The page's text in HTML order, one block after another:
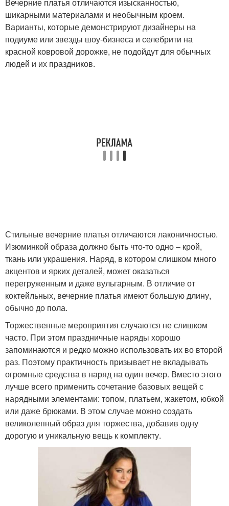
шикарными материалами и необычным кроем.
Варианты, которые демонстрируют дизайнеры на
подиуме или звезды шоу-бизнеса и селебрити на
красной ковровой дорожке, не подойдут для обычных
людей и их праздников.
Стильные вечерние платья отличаются лаконичностью.
Изюминкой образа должно быть что-то одно – крой,
ткань или украшения. Наряд, в котором слишком много
акцентов и ярких деталей, может оказаться
перегруженным и даже вульгарным. В отличие от
коктейльных, вечерние платья имеют большую длину,
обычно до пола.
Торжественные мероприятия случаются не слишком
часто. При этом праздничные наряды хорошо
запоминаются и редко можно использовать их во второй
раз. Поэтому практичность призывает не вкладывать
огромные средства в наряд на один вечер. Вместо этого
лучше всего применить сочетание базовых вещей с
нарядными элементами: топом, платьем, жакетом, юбкой
или даже брюками. В этом случае можно создать
великолепный образ для торжества, добавив одну
дорогую и уникальную вещь к комплекту.